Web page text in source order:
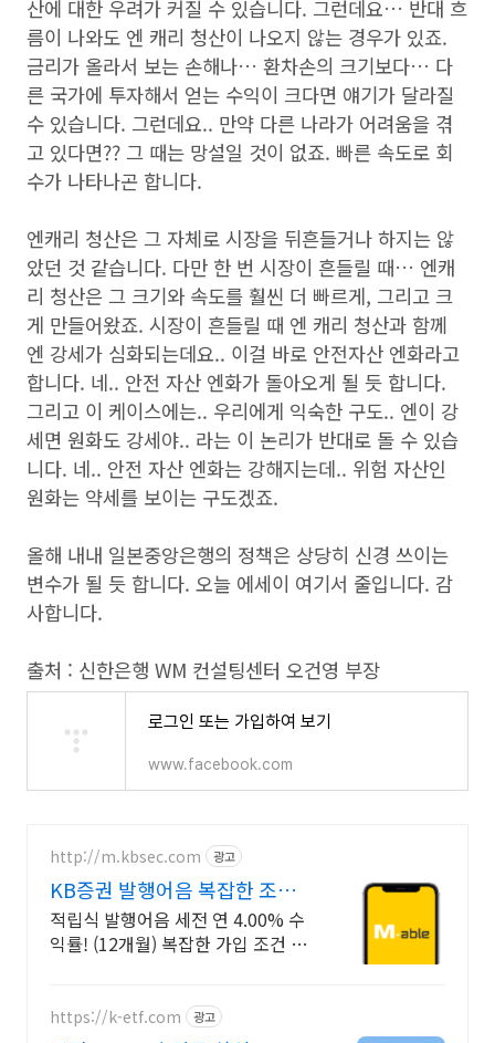
산에 대한 우려가 커질 수 있습니다. 그런데요… 반대 흐
름이 나와도 엔 캐리 청산이 나오지 않는 경우가 있죠.
금리가 올라서 보는 손해나… 환차손의 크기보다… 다
른 국가에 투자해서 얻는 수익이 크다면 얘기가 달라질
수 있습니다. 그런데요.. 만약 다른 나라가 어려움을 겪
고 있다면?? 그 때는 망설일 것이 없죠. 빠른 속도로 회
수가 나타나곤 합니다.
엔캐리 청산은 그 자체로 시장을 뒤흔들거나 하지는 않
았던 것 같습니다. 다만 한 번 시장이 흔들릴 때… 엔캐
리 청산은 그 크기와 속도를 훨씬 더 빠르게, 그리고 크
게 만들어왔죠. 시장이 흔들릴 때 엔 캐리 청산과 함께
엔 강세가 심화되는데요.. 이걸 바로 안전자산 엔화라고
합니다. 네.. 안전 자산 엔화가 돌아오게 될 듯 합니다.
그리고 이 케이스에는.. 우리에게 익숙한 구도.. 엔이 강
세면 원화도 강세야.. 라는 이 논리가 반대로 돌 수 있습
니다. 네.. 안전 자산 엔화는 강해지는데.. 위험 자산인
원화는 약세를 보이는 구도겠죠.
올해 내내 일본중앙은행의 정책은 상당히 신경 쓰이는
변수가 될 듯 합니다. 오늘 에세이 여기서 줄입니다. 감
사합니다.
출처 : 신한은행 WM 컨설팅센터 오건영 부장
로그인 또는 가입하여 보기
www.facebook.com
http://m.kbsec.com 광고
KB증권 발행어음 복잡한 조건
없이 누구나
적립식 발행어음 세전 연 4.00% 수
익률! (12개월) 복잡한 가입 조건 없
https://k-etf.com 광고